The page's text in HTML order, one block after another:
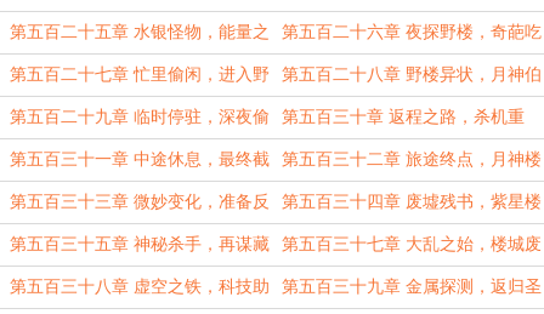
花！ 湖！
第五百二十五章 水银怪物，能量之
心！
第五百二十六章 夜探野楼，奇葩吃
货！
第五百二十七章 忙里偷闲，进入野
楼！
第五百二十八章 野楼异状，月神伯
爵！
第五百二十九章 临时停驻，深夜偷
袭！
第五百三十章 返程之路，杀机重
重！
第五百三十一章 中途休息，最终截
杀！
第五百三十二章 旅途终点，月神楼
城！
第五百三十三章 微妙变化，准备反
击！
第五百三十四章 废墟残书，紫星楼
城！
第五百三十五章 神秘杀手，再谋藏
宝！
第五百三十七章 大乱之始，楼城废
墟！
第五百三十八章 虚空之铁，科技助 第五百三十九章 金属探测，返归圣